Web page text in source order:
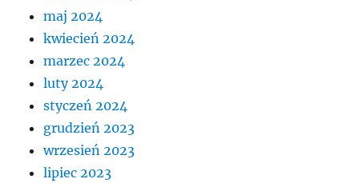
maj 2024
kwiecień 2024
marzec 2024
luty 2024
styczeń 2024
grudzień 2023
wrzesień 2023
lipiec 2023